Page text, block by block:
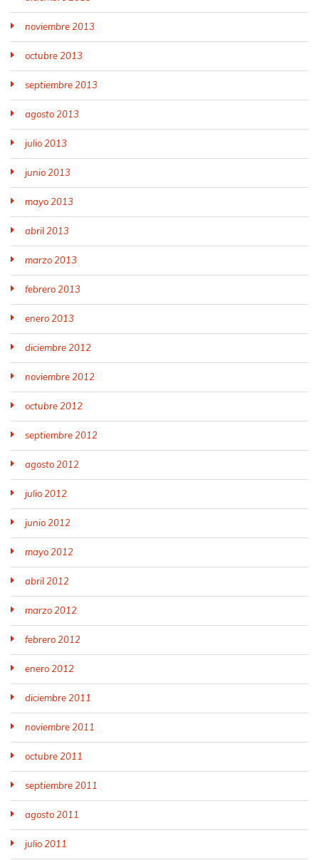
noviembre 2013
octubre 2013
septiembre 2013
agosto 2013
julio 2013
junio 2013
mayo 2013
abril 2013
marzo 2013
febrero 2013
enero 2013
diciembre 2012
noviembre 2012
octubre 2012
septiembre 2012
agosto 2012
julio 2012
junio 2012
mayo 2012
abril 2012
marzo 2012
febrero 2012
enero 2012
diciembre 2011
noviembre 2011
octubre 2011
septiembre 2011
agosto 2011
julio 2011